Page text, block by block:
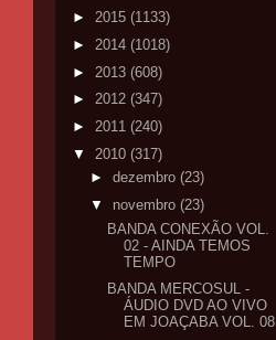
► 2015 (1133)
► 2014 (1018)
► 2013 (608)
► 2012 (347)
► 2011 (240)
▼ 2010 (317)
► dezembro (23)
▼ novembro (23)
BANDA CONEXÃO VOL.
02 - AINDA TEMOS
TEMPO
BANDA MERCOSUL -
ÁUDIO DVD AO VIVO
EM JOAÇABA VOL. 08